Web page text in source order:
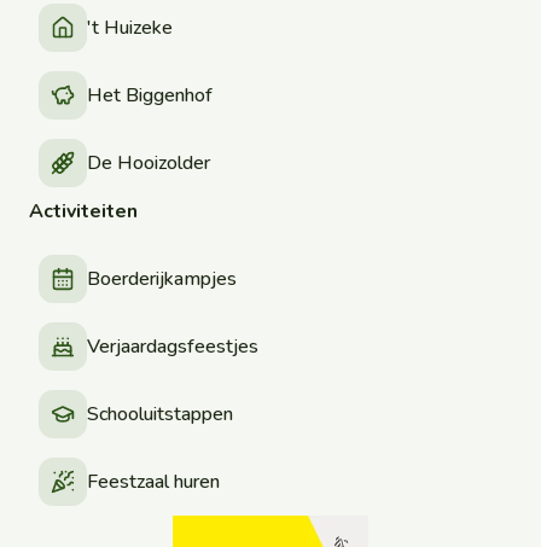
't Huizeke
Het Biggenhof
De Hooizolder
Activiteiten
Boerderijkampjes
Verjaardagsfeestjes
Schooluitstappen
Feestzaal huren